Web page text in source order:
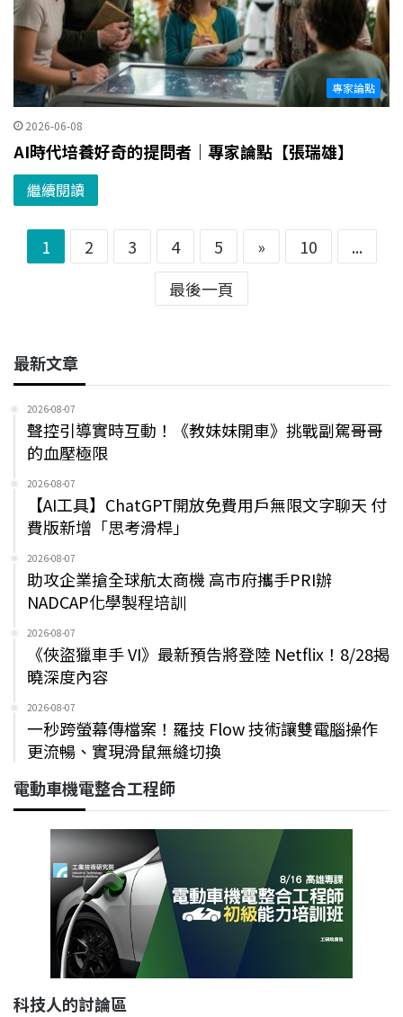
專家論點
2026-06-08
AI時代培養好奇的提問者｜專家論點【張瑞雄】
繼續閱讀
1 2 3 4 5 » 10
...
最後一頁
最新文章
2026-08-07
聲控引導實時互動！《教妹妹開車》挑戰副駕哥哥
的血壓極限
2026-08-07
【AI工具】ChatGPT開放免費用戶無限文字聊天 付
費版新增「思考滑桿」
2026-08-07
助攻企業搶全球航太商機 高市府攜手PRI辦
NADCAP化學製程培訓
2026-08-07
《俠盜獵車手 VI》最新預告將登陸 Netflix！8/28揭
曉深度內容
2026-08-07
一秒跨螢幕傳檔案！羅技 Flow 技術讓雙電腦操作
更流暢、實現滑鼠無縫切換
電動車機電整合工程師
科技人的討論區